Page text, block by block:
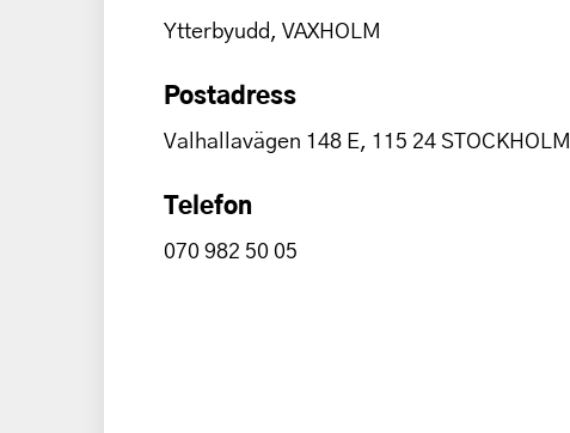
Ytterbyudd, VAXHOLM
Postadress
Valhallavägen 148 E, 115 24 STOCKHOLM
Telefon
070 982 50 05